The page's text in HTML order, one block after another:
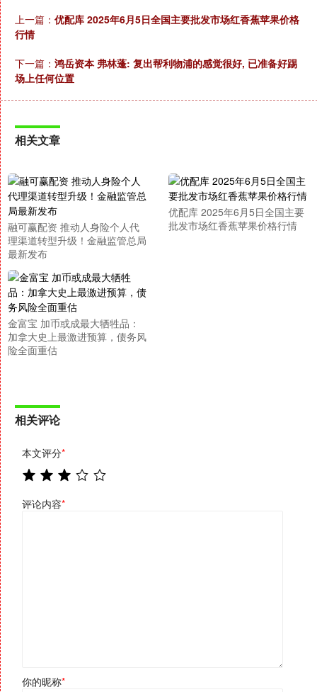
上一篇： 优配库 2025年6月5日全国主要批发市场红香蕉苹果价格
行情
下一篇： 鸿岳资本 弗林蓬: 复出帮利物浦的感觉很好, 已准备好踢
场上任何位置
相关文章
融可赢配资 推动人身险个人代
理渠道转型升级！金融监管总局
最新发布
优配库 2025年6月5日全国主要
批发市场红香蕉苹果价格行情
金富宝 加币或成最大牺牲品：
加拿大史上最激进预算，债务风
险全面重估
相关评论
本文评分*
评论内容*
你的昵称*